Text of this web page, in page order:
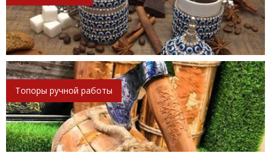
Топоры ручной работы